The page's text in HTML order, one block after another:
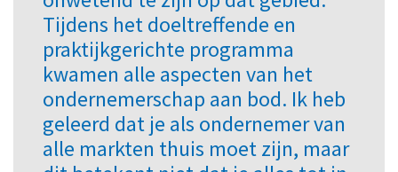
Tijdens het doeltreffende en
praktijkgerichte programma
kwamen alle aspecten van het
ondernemerschap aan bod. Ik heb
geleerd dat je als ondernemer van
alle markten thuis moet zijn, maar